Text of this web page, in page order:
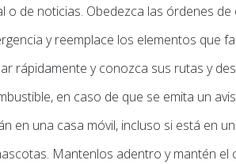
o de noticias. Obedezca las órdenes
y reemplace los elementos que
rápidamente y conozca sus rutas y
en caso de que se emita un
en una casa móvil, incluso si está en
Mantenlos adentro y mantén